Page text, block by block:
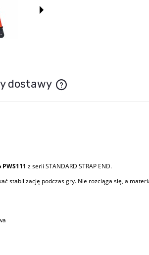
dostawy
z serii STANDARD STRAP END.
stabilizację podczas gry. Nie rozciąga się, a